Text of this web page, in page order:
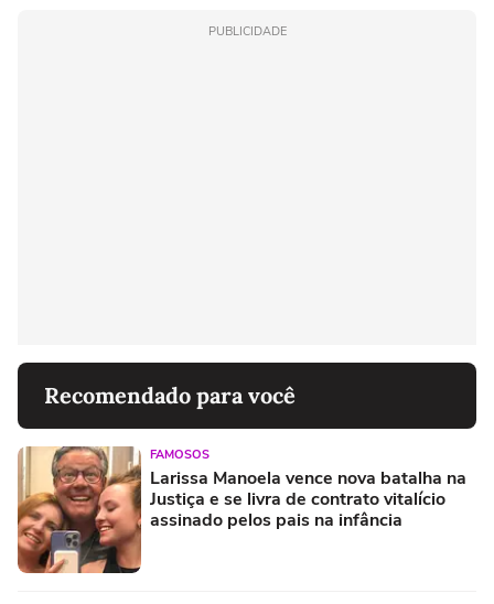
PUBLICIDADE
Recomendado para você
FAMOSOS
Larissa Manoela vence nova batalha na
Justiça e se livra de contrato vitalício
assinado pelos pais na infância